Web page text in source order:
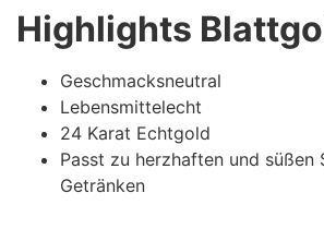
Highlights
Geschmacksneutral
Lebensmittelecht
24 Karat Echtgold
Passt zu herzhaften und süßen
Getränken